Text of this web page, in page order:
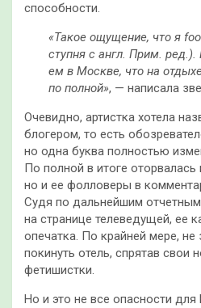
способности.
«Такое ощущение, что я
ступня с англ. Прим. ред.).
ем в Москве, что на
по полной», — написала
Очевидно, артистка хотела
блогером, то есть
но одна буква полностью
По полной в итоге оторвалась
но и ее фолловеры в
Судя по дальнейшим
на странице телеведущей, ее
опечатка. По крайней мере, не
покинуть отель, спрятав свои
фетишистки.
Но и это не все опасности